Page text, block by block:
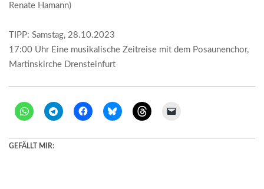
Renate Hamann)
TIPP: Samstag, 28.10.2023
17:00 Uhr Eine musikalische Zeitreise mit dem Posaunenchor,
Martinskirche Drensteinfurt
GEFÄLLT MIR: